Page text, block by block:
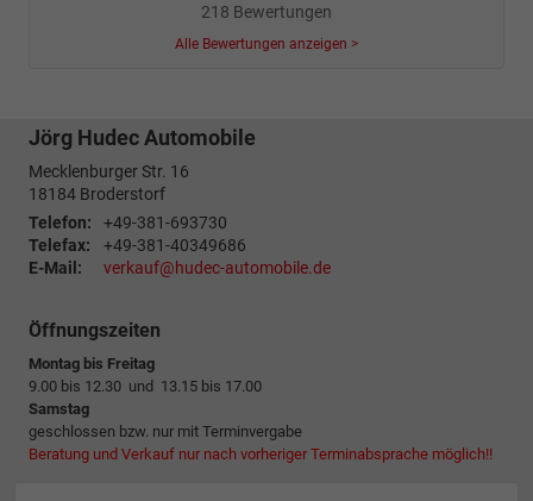
218 Bewertungen
Alle Bewertungen anzeigen >
Jörg Hudec Automobile
Mecklenburger Str. 16
18184 Broderstorf
Telefon:
+49-381-693730
Telefax:
+49-381-40349686
E-Mail:
verkauf@hudec-automobile.de
Öffnungszeiten
Montag bis Freitag
9.00 bis 12.30 und 13.15 bis 17.00
Samstag
geschlossen bzw. nur mit Terminvergabe
Beratung und Verkauf nur nach vorheriger Terminabsprache möglich!!